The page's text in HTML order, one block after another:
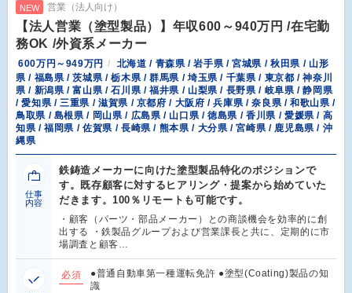
NEW 営業（法人向け）
【法人営業（塗型製品）】年収600～940万円 /在宅勤
務OK /外資系メーカー
600万円～949万円
北海道 / 青森県 / 岩手県 / 宮城県 / 秋田県 / 山形
県 / 福島県 / 茨城県 / 栃木県 / 群馬県 / 埼玉県 / 千葉県 / 東京都 / 神奈川
県 / 新潟県 / 富山県 / 石川県 / 福井県 / 山梨県 / 長野県 / 岐阜県 / 静岡県
/ 愛知県 / 三重県 / 滋賀県 / 京都府 / 大阪府 / 兵庫県 / 奈良県 / 和歌山県 /
鳥取県 / 島根県 / 岡山県 / 広島県 / 山口県 / 徳島県 / 香川県 / 愛媛県 / 高
知県 / 福岡県 / 佐賀県 / 長崎県 / 熊本県 / 大分県 / 宮崎県 / 鹿児島県 / 沖
縄県
仕事
内容
鉄鋳造メーカーに向けた塗型製品特化のポジションで
す。既存顧客に対するヒアリング・提案から始めていた
だきます。100％リモートも可能です。
・顧客（パーツ・部品メーカー）との商談機会を効率的に創
出する ・鉄製品グループおよび営業課長と共に、定期的に市
場調査と顧客…
必須
●普通自動車第一種運転免許 ●塗型(Coating)製品の知
識